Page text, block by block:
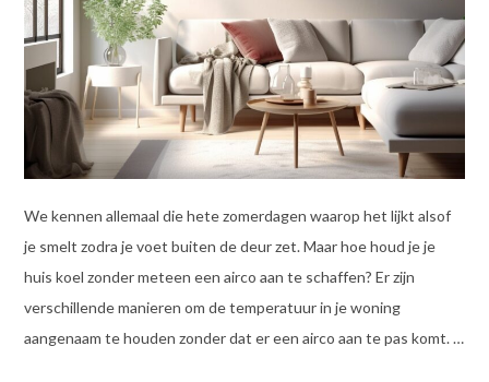
We kennen allemaal die hete zomerdagen waarop het lijkt alsof
je smelt zodra je voet buiten de deur zet. Maar hoe houd je je
huis koel zonder meteen een airco aan te schaffen? Er zijn
verschillende manieren om de temperatuur in je woning
aangenaam te houden zonder dat er een airco aan te pas komt. …